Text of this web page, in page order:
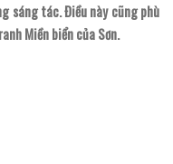
sáng tác. Điều này cũng phù
Miền biển của Sơn.